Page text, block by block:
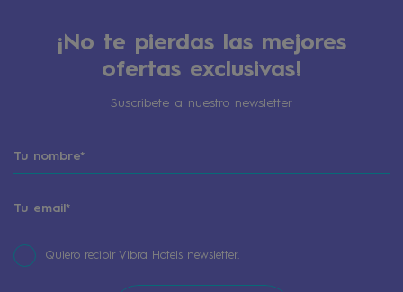
¡No te pierdas las mejores
ofertas exclusivas!
Suscribete a nuestro newsletter
Quiero recibir Vibra Hotels newsletter.